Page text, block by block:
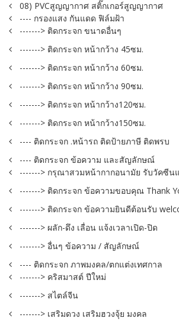
08) PVCสูญญากาศ สติ๊กเกอร์สูญญากาศ
---- กรองแสง กันแดด ฟิล์มฝ้า
-------> ติดกระจก ขนาดอื่นๆ
-------> ติดกระจก หน้ากว้าง 45ซม.
-------> ติดกระจก หน้ากว้าง 60ซม.
-------> ติดกระจก หน้ากว้าง 90ซม.
-------> ติดกระจก หน้ากว้าง120ซม.
-------> ติดกระจก หน้ากว้าง150ซม.
---- ติดกระจก .หน้ารถ ติดป้ายภาษี ติดพรบ
---- ติดกระจก ข้อความ และสัญลักษณ์
-------> กรุณาสวมหน้ากากอนามัย รับวัคซีน
-------> ติดกระจก ข้อความขอบคุณ Thank
-------> ติดกระจก ข้อความยินดีต้อนรับ
-------> ผลัก-ดึง เลื่อน แจ้งเวลาเปิด-ปิด
-------> อื่นๆ ข้อความ / สัญลักษณ์
---- ติดกระจก ภาพมงคล/ตกแต่งเทศกาล
-------> คริสมาสต์ ปีใหม่
-------> สไตล์จีน
-------> เสริมดวง เสริมฮวงจุ้ย มงคล